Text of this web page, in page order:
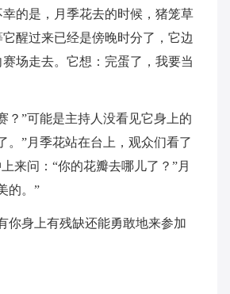
的是，月季花去的时候，猪笼草
醒过来已经是傍晚时分了，它边
场走去。它想：完蛋了，我要当
？”可能是主持人没看见它身上的
。”月季花站在台上，观众们看了
来问：“你的花瓣去哪儿了？”月
的。”
你身上有残缺还能勇敢地来参加